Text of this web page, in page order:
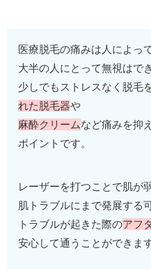
医療脱毛の痛みは人によっ
大半の人にとって無視はで
少しでもストレスなく脱毛
れた脱毛器や
麻酔クリームなど痛みを抑
ポイントです。
レーザーを打つことで肌が
肌トラブルにまで発展する
トラブルが起きた際のアフ
安心して通うことができます